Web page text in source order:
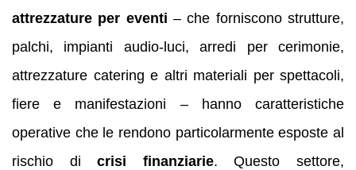
attrezzature per eventi – che forniscono strutture,
palchi, impianti audio-luci, arredi per cerimonie,
attrezzature catering e altri materiali per spettacoli,
fiere e manifestazioni – hanno caratteristiche
operative che le rendono particolarmente esposte al
rischio dicrisi finanziarie. Questo settore,